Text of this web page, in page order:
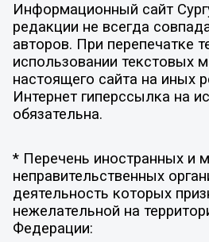
Информационный сайт
редакции не всегда
авторов. При перепечатке
использовании текстовых
настоящего сайта на иных
Интернет гиперссылка на
обязательна.
* Перечень иностранных и
неправительственных
деятельность которых
нежелательной на
Федерации: